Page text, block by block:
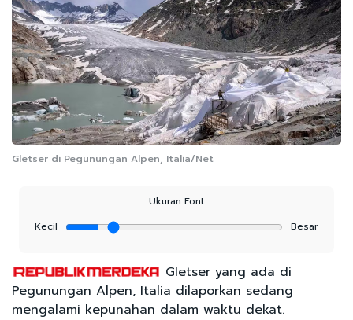
Gletser di Pegunungan Alpen, Italia/Net
Ukuran Font
Kecil
Besar
Gletser yang ada di
Pegunungan Alpen, Italia dilaporkan sedang
mengalami kepunahan dalam waktu dekat.